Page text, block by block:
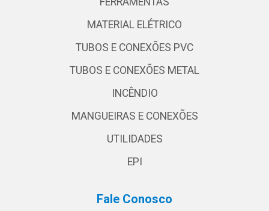
MATERIAL ELÉTRICO
TUBOS E CONEXÕES PVC
TUBOS E CONEXÕES METAL
INCÊNDIO
MANGUEIRAS E CONEXÕES
UTILIDADES
EPI
Fale Conosco